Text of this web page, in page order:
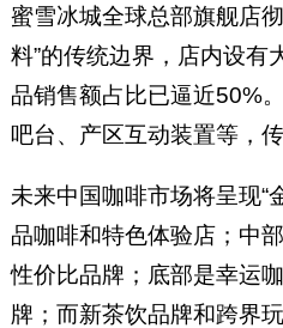
蜜雪冰城全球总部旗舰店
料”的传统边界，店内设有
品销售额占比已逼近50%
吧台、产区互动装置等，
未来中国咖啡市场将呈现“
品咖啡和特色体验店；中
性价比品牌；底部是幸运
牌；而新茶饮品牌和跨界